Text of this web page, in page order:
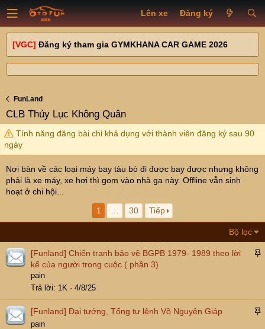
Lên xe Đăng ký
[VGC] Đăng ký tham gia GYMKHANA CAR GAME 2026
FunLand
CLB Thủy Lục Không Quân
Tính năng đăng bài chỉ khả dụng với thành viên đăng ký sau 90
ngày
Nơi bàn về các loại máy bay tàu bò đi được bay được nhưng không
phải là xe máy, xe hơi thì gom vào nhà ga này. Offline vẫn sinh
hoạt ở chi hội...
1
30 Tiếp
Bộ lọc
D
ê
n
[Funland] Chiến tranh bảo vệ BGPB 1979- 1989 theo lời
kể của người trong cuộc ( phần 3)
pain
Trả lời
1K 4/8/25
D
[Funland] Đại tướng, Tổng tư lệnh Võ Nguyên Giáp
pain